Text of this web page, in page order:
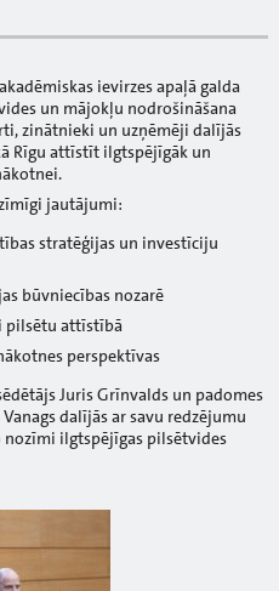
ievirzes apaļā galda
un mājokļu nodrošināšana
zinātnieki un uzņēmēji dalījās
Rīgu attīstīt ilgtspējīgāk un
jautājumi:
stratēģijas un investīciju
būvniecības nozarē
pilsētu attīstībā
perspektīvas
Juris Grīnvalds un padomes
dalījās ar savu redzējumu
ilgtspējīgas pilsētvides